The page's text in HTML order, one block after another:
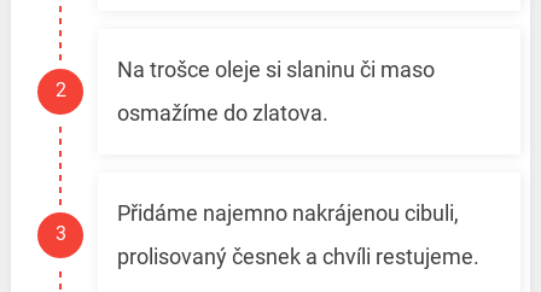
Na trošce oleje si slaninu či maso
osmažíme do zlatova.
Přidáme najemno nakrájenou cibuli,
prolisovaný česnek a chvíli restujeme.